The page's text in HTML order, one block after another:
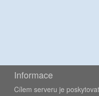
Informace
Cílem serveru je